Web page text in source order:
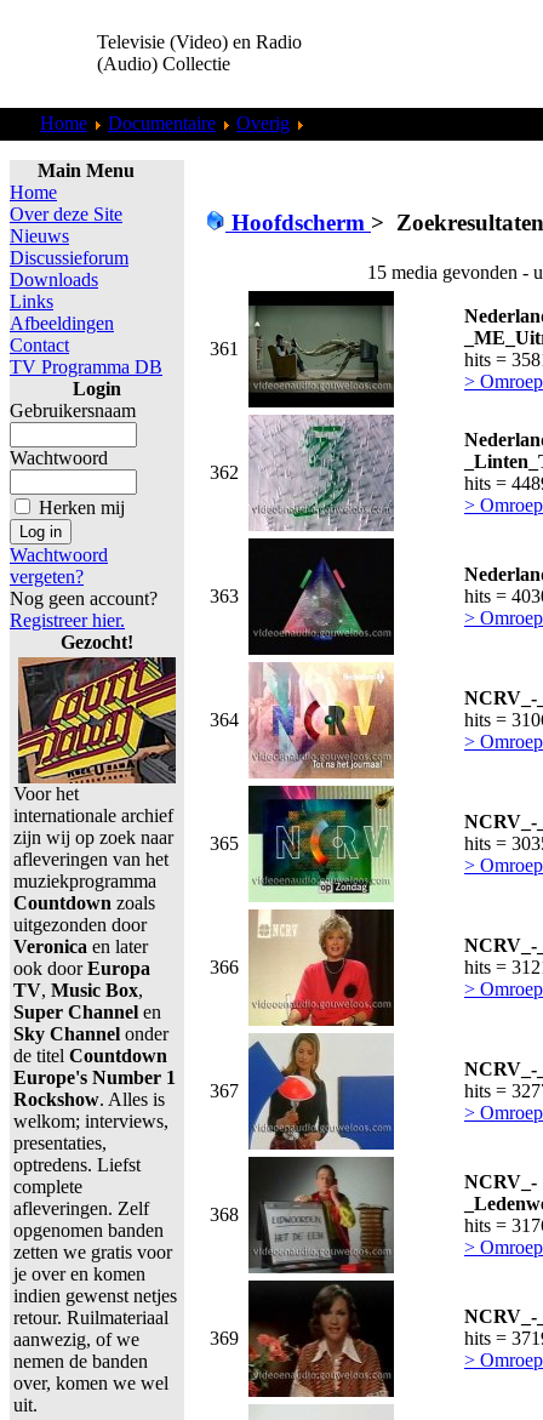
Televisie (Video) en Radio
(Audio) Collectie
Home Documentaire Overig
Main Menu
Home
Over deze Site
Nieuws
Discussieforum
Downloads
Links
Afbeeldingen
Contact
TV Programma DB
Login
Gebruikersnaam
Wachtwoord
Herken mij
Wachtwoord
vergeten?
Nog geen account?
Registreer hier.
Gezocht!
Voor het
internationale archief
zijn wij op zoek naar
afleveringen van het
muziekprogramma
Countdown zoals
uitgezonden door
Veronica en later
ook doorEuropa
TV, Music Box,
Super Channel en
Sky Channel onder
de titel Countdown
Europe's Number 1
Rockshow. Alles is
welkom; interviews,
presentaties,
optredens. Liefst
complete
afleveringen. Zelf
opgenomen banden
zetten we gratis voor
je over en komen
indien gewenst netjes
retour. Ruilmateriaal
aanwezig, of we
nemen de banden
over, komen we wel
uit.
Hoofdscherm >
15 media gevonden -
361
hits =
>
362
hits =
>
363
hits =
>
364
NCRV_-
hits =
>
365
NCRV_-
hits =
>
366
NCRV_-
hits =
>
367
NCRV_-
hits =
>
368
NCRV_-
hits =
>
369
NCRV_-
hits =
>